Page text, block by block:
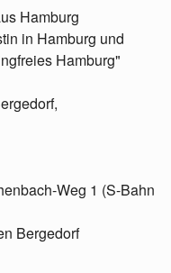
Hamburg
in Hamburg und
Hamburg"
Weg 1 (S-Bahn
Bergedorf